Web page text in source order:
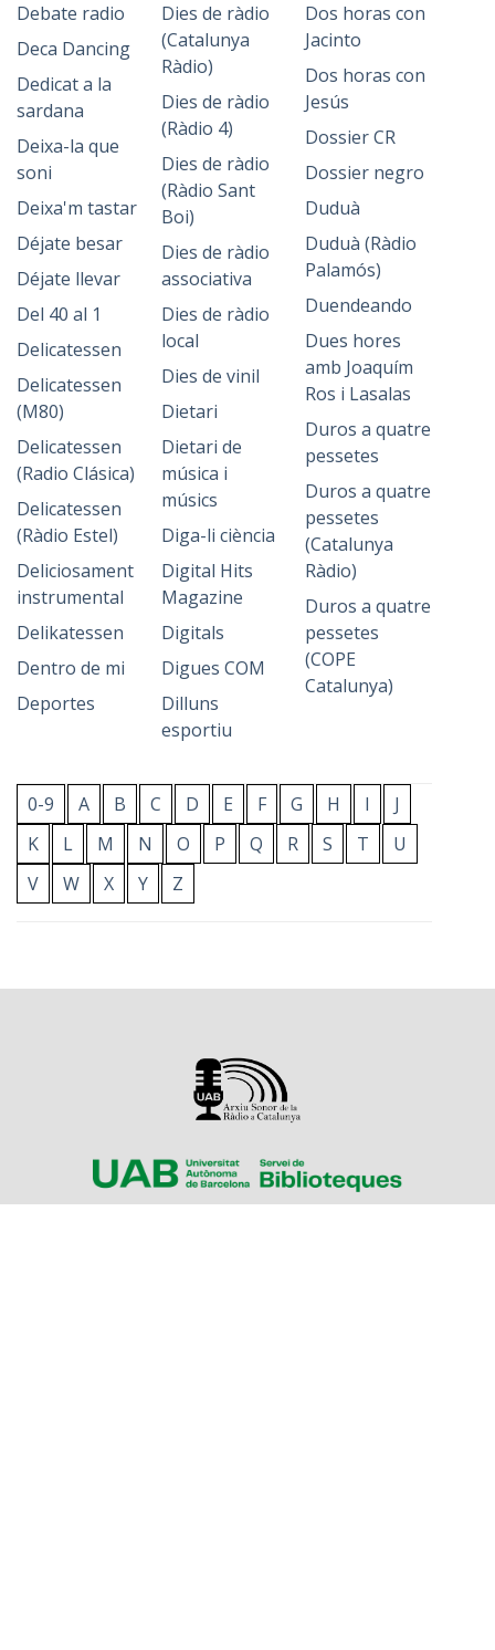
Debate radio
Deca Dancing
Dedicat a la
sardana
Deixa-la que
soni
Deixa'm tastar
Déjate besar
Déjate llevar
Del 40 al 1
Delicatessen
Delicatessen
(M80)
Delicatessen
(Radio Clásica)
Delicatessen
(Ràdio Estel)
Deliciosament
instrumental
Delikatessen
Dentro de mi
Deportes
Dies de ràdio
(Catalunya
Ràdio)
Dies de ràdio
(Ràdio 4)
Dies de ràdio
(Ràdio Sant
Boi)
Dies de ràdio
associativa
Dies de ràdio
local
Dies de vinil
Dietari
Dietari de
música i
músics
Diga-li ciència
Digital Hits
Magazine
Digitals
Digues COM
Dilluns
esportiu
Dos horas con
Jacinto
Dos horas con
Jesús
Dossier CR
Dossier negro
Duduà
Duduà (Ràdio
Palamós)
Duendeando
Dues hores
amb Joaquím
Ros i Lasalas
Duros a quatre
pessetes
Duros a quatre
pessetes
(Catalunya
Ràdio)
Duros a quatre
pessetes
(COPE
Catalunya)
0-9 A B C D E F G H I
J
K
L M N O P Q R S T
U
V
W X Y Z